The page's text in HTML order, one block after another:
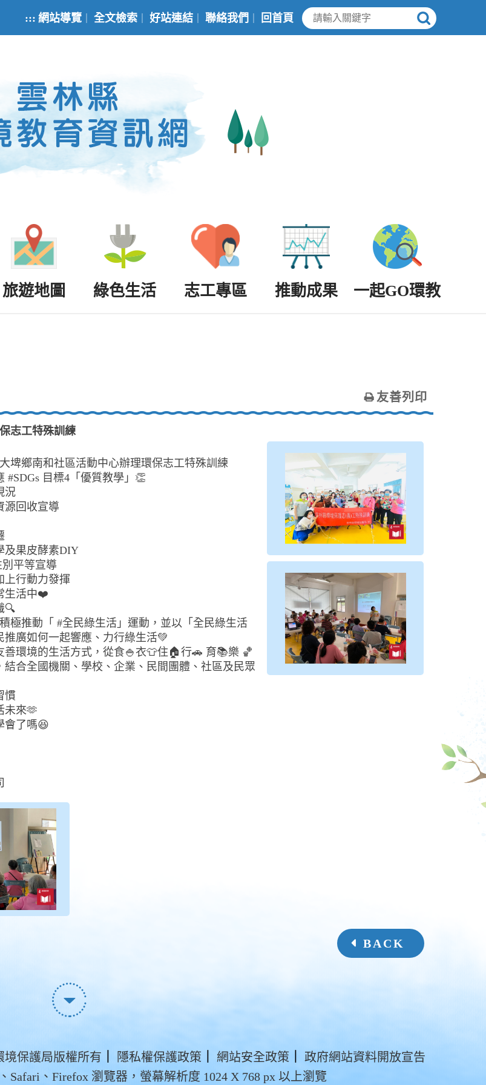
::: 網站導覽 全文檢索 好站連結 聯絡我們 回首頁
旅遊地圖 綠色生活 志工專區 推動成果 一起GO環教
友善列印
志工特殊訓練
埤鄉南和社區活動中心辦理環保志工特殊訓練
#SDGs 目標4「優質教學」👏
況
源回收宣導
及果皮酵素DIY
平等宣導
上行動力發揮
生活中❤️
🔍
極推動「 #全民綠生活」運動，並以「全民綠生活
推廣如何一起響應、力行綠生活💚
善環境的生活方式，從食🍚衣👕住🏠行🚗 育📚樂 🏀
結合全國機關、學校、企業、民間團體、社區及民眾
慣
未來🫶
會了嗎😆
BACK
境保護局版權所有 隱私權保護政策 網站安全政策
政府網站資料開放宣告
Safari、Firefox 瀏覽器，螢幕解析度 1024 X 768 px 以上瀏覽